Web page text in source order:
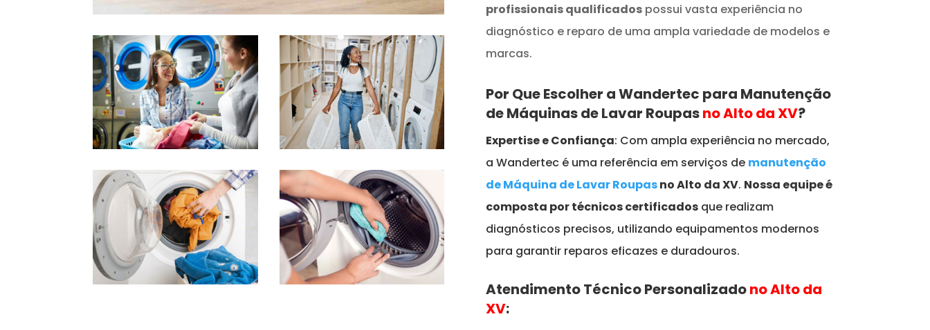
profissionais qualificadospossui vasta experiência no
diagnóstico e reparo de uma ampla variedade de modelos e
marcas.
Por Que Escolher a Wandertec para Manutenção
de Máquinas de Lavar Roupasno Alto da XV?
Expertise e Confiança: Com ampla experiência no mercado,
a Wandertec é uma referência em serviços de manutenção
de Máquina de Lavar Roupasno Alto da XV. Nossa equipe é
composta por técnicos certificadosque realizam
diagnósticos precisos, utilizando equipamentos modernos
para garantir reparos eficazes e duradouros.
Atendimento Técnico Personalizadono Alto da
XV: